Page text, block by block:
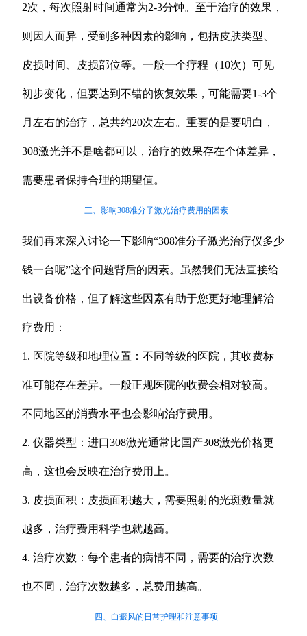
2次，每次照射时间通常为2-3分钟。至于治疗的效果，
则因人而异，受到多种因素的影响，包括皮肤类型、
皮损时间、皮损部位等。一般一个疗程（10次）可见
初步变化，但要达到不错的恢复效果，可能需要1-3个
月左右的治疗，总共约20次左右。重要的是要明白，
308激光并不是啥都可以，治疗的效果存在个体差异，
需要患者保持合理的期望值。
三、影响308准分子激光治疗费用的因素
我们再来深入讨论一下影响“308准分子激光治疗仪多少
钱一台呢”这个问题背后的因素。虽然我们无法直接给
出设备价格，但了解这些因素有助于您更好地理解治
疗费用：
1. 医院等级和地理位置：不同等级的医院，其收费标
准可能存在差异。一般正规医院的收费会相对较高。
不同地区的消费水平也会影响治疗费用。
2. 仪器类型：进口308激光通常比国产308激光价格更
高，这也会反映在治疗费用上。
3. 皮损面积：皮损面积越大，需要照射的光斑数量就
越多，治疗费用科学也就越高。
4. 治疗次数：每个患者的病情不同，需要的治疗次数
也不同，治疗次数越多，总费用越高。
四、白癜风的日常护理和注意事项